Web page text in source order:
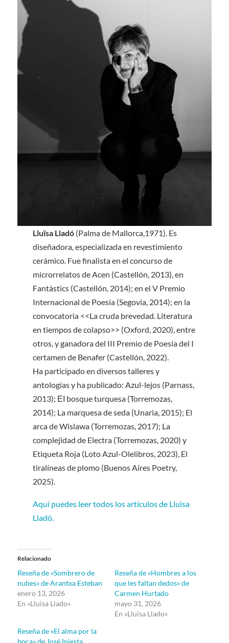
Lluïsa Lladó (Palma de Mallorca,1971). Es
diseñadora, especializada en revestimiento
cerámico. Fue finalista en el concurso de
microrrelatos de Acen (Castellón, 2013), en
Fantàstics (Castellón, 2014); en el V Premio
Internacional de Poesía (Segovia, 2014); en la
convocatoria <<La cruda brevedad. Literatura
en tiempos de colapso>> (Oxford, 2020), entre
otros, y ganadora del III Premio de Poesía del I
certamen de Benafer (Castellón, 2022).
Ha participado en diversos talleres y
antologías y ha publicado: Azul-lejos (Parnass,
2013); ΕΙ bosque turquesa (Torremozas,
2014); La marquesa de seda (Unaria, 2015); El
arca de Wislawa (Torremozas, 2017); La
complejidad de Electra (Torremozas, 2020) y
Etiqueta Roja (Loto Azul-Olelibros, 2023), El
tiralíneas de plomo (Buenos Aires Poetry,
2025).
Aquí puedes leer todos los artículos de Lluisa
Lladó.
Relacionado
Reseña de «Sombrero de
nubes» de Arantxa Esteban
enero 13, 2026
En «Lluisa Llado»
Reseña de «Hombres a los
que les faltan dedos» de
Carmen Hurtado
mayo 31, 2026
En «Lluisa Llado»
Reseña de «El alma por la